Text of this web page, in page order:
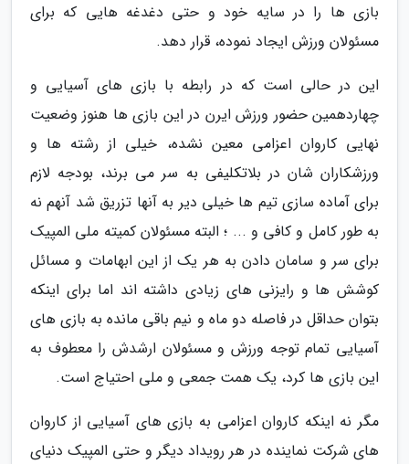
بازی ها را در سایه خود و حتی دغدغه هایی که برای
مسئولان ورزش ایجاد نموده، قرار دهد.
این در حالی است که در رابطه با بازی های آسیایی و
چهاردهمین حضور ورزش ایرن در این بازی ها هنوز وضعیت
نهایی کاروان اعزامی معین نشده، خیلی از رشته ها و
ورزشکاران شان در بلاتکلیفی به سر می برند، بودجه لازم
برای آماده سازی تیم ها خیلی دیر به آنها تزریق شد آنهم نه
به طور کامل و کافی و ... ؛ البته مسئولان کمیته ملی المپیک
برای سر و سامان دادن به هر یک از این ابهامات و مسائل
کوشش ها و رایزنی های زیادی داشته اند اما برای اینکه
بتوان حداقل در فاصله دو ماه و نیم باقی مانده به بازی های
آسیایی تمام توجه ورزش و مسئولان ارشدش را معطوف به
این بازی ها کرد، یک همت جمعی و ملی احتیاج است.
مگر نه اینکه کاروان اعزامی به بازی های آسیایی از کاروان
های شرکت نماینده در هر رویداد دیگر و حتی المپیک دنیای